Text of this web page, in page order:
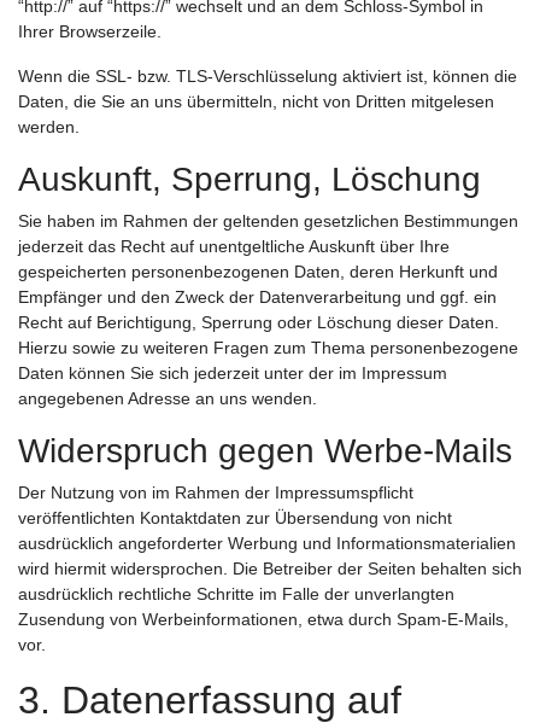
“http://” auf “https://” wechselt und an dem Schloss-Symbol in
Ihrer Browserzeile.
Wenn die SSL- bzw. TLS-Verschlüsselung aktiviert ist, können die
Daten, die Sie an uns übermitteln, nicht von Dritten mitgelesen
werden.
Auskunft, Sperrung, Löschung
Sie haben im Rahmen der geltenden gesetzlichen Bestimmungen
jederzeit das Recht auf unentgeltliche Auskunft über Ihre
gespeicherten personenbezogenen Daten, deren Herkunft und
Empfänger und den Zweck der Datenverarbeitung und ggf. ein
Recht auf Berichtigung, Sperrung oder Löschung dieser Daten.
Hierzu sowie zu weiteren Fragen zum Thema personenbezogene
Daten können Sie sich jederzeit unter der im Impressum
angegebenen Adresse an uns wenden.
Widerspruch gegen Werbe-Mails
Der Nutzung von im Rahmen der Impressumspflicht
veröffentlichten Kontaktdaten zur Übersendung von nicht
ausdrücklich angeforderter Werbung und Informationsmaterialien
wird hiermit widersprochen. Die Betreiber der Seiten behalten sich
ausdrücklich rechtliche Schritte im Falle der unverlangten
Zusendung von Werbeinformationen, etwa durch Spam-E-Mails,
vor.
3. Datenerfassung auf